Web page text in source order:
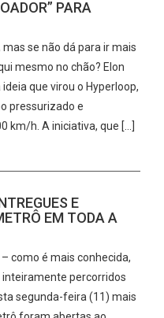
PARA
mas se não dá para ir mais
mesmo no chão? Elon
que virou o Hyperloop,
pressurizado e
km/h. A iniciativa, que […]
E
EM TODA A
como é mais conhecida,
inteiramente percorridos
segunda-feira (11) mais